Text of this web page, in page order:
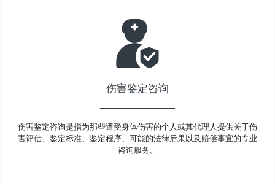
伤害鉴定咨询
伤害鉴定咨询是指为那些遭受身体伤害的个人或其代理人提供关于伤
害评估、鉴定标准、鉴定程序、可能的法律后果以及赔偿事宜的专业
咨询服务。